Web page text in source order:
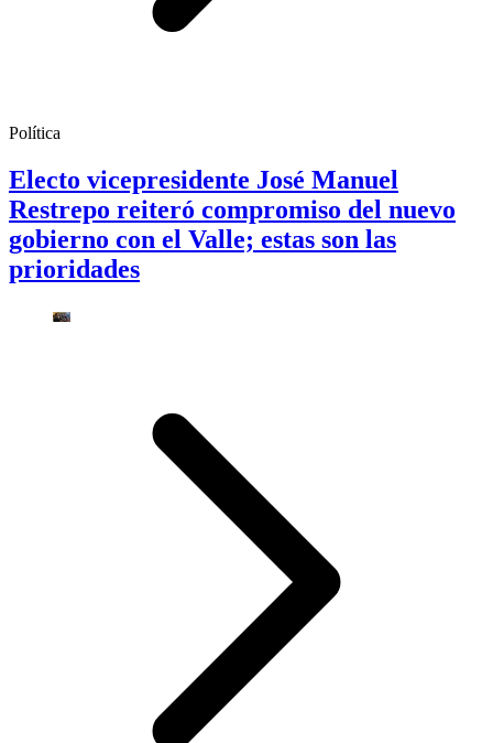
Política
Electo vicepresidente José Manuel
Restrepo reiteró compromiso del nuevo
gobierno con el Valle; estas son las
prioridades